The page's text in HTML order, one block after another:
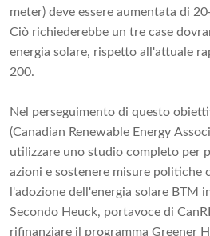
meter) deve essere aumentata di
Ciò richiederebbe un tre case
energia solare, rispetto all'attuale
200.
Nel perseguimento di questo
(Canadian Renewable Energy
utilizzare uno studio completo per
azioni e sostenere misure politiche
l'adozione dell'energia solare BTM
Secondo Heuck, portavoce di
rifinanziare il programma Greener